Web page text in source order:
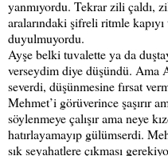
yanmıyordu. Tekrar zili çaldı,
aralarındaki şifreli ritmle kapıyı
duyulmuyordu.
Ayşe belki tuvalette ya da
verseydim diye düşündü. Ama
severdi, düşünmesine fırsat
Mehmet’i görüverince şaşırır
söylenmeye çalışır ama neye
hatırlayamayıp gülümserdi.
sık seyahatlere çıkması